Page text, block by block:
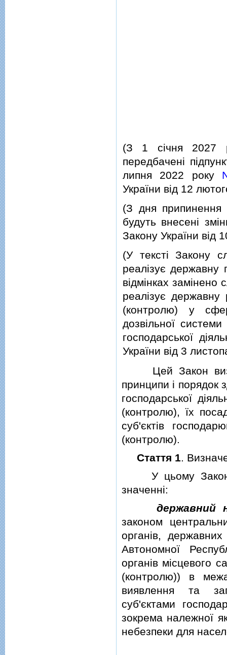
(З 1 сiчня 2027
передбаченi
липня 2022 року
України вiд 12
(З дня припинення
будуть внесенi
Закону України вiд
(У текстi Закону
реалiзує державну
вiдмiнках замiнено
реалiзує державну
(контролю) у
дозвiльної
господарської
України вiд 3
Цей Закон
принципи i порядок
господарської
(контролю), їх
суб'єктiв
(контролю).
Стаття 1.
У цьому Законi
значеннi:
державний
законом
органiв, державних
Автономної
органiв мiсцевого
(контролю)) в
виявлення та
суб'єктами
зокрема належної
небезпеки для